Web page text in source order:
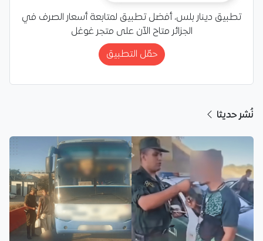
تطبيق دينار بلس، أفضل تطبيق لمتابعة أسعار الصرف في
الجزائر متاح الآن على متجر غوغل
حمّل التطبيق
نُشر حديثا